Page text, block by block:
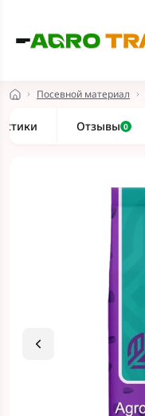
Посевной материал
Отзывы 0